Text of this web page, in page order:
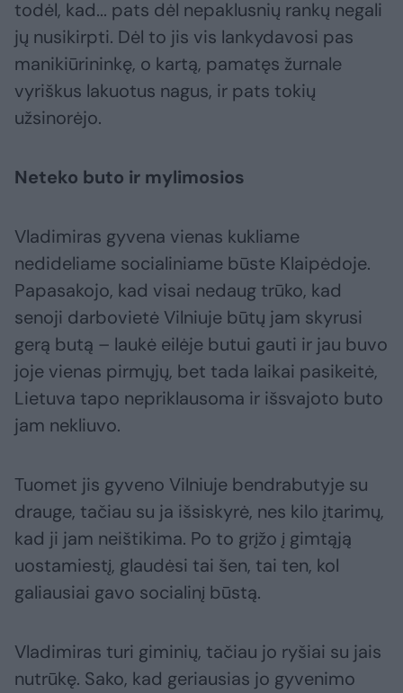
todėl, kad... pats dėl nepaklusnių rankų negali
jų nusikirpti. Dėl to jis vis lankydavosi pas
manikiūrininkę, o kartą, pamatęs žurnale
vyriškus lakuotus nagus, ir pats tokių
užsinorėjo.
Neteko buto ir mylimosios
Vladimiras gyvena vienas kukliame
nedideliame socialiniame būste Klaipėdoje.
Papasakojo, kad visai nedaug trūko, kad
senoji darbovietė Vilniuje būtų jam skyrusi
gerą butą – laukė eilėje butui gauti ir jau buvo
joje vienas pirmųjų, bet tada laikai pasikeitė,
Lietuva tapo nepriklausoma ir išsvajoto buto
jam nekliuvo.
Tuomet jis gyveno Vilniuje bendrabutyje su
drauge, tačiau su ja išsiskyrė, nes kilo įtarimų,
kad ji jam neištikima. Po to grįžo į gimtąją
uostamiestį, glaudėsi tai šen, tai ten, kol
galiausiai gavo socialinį būstą.
Vladimiras turi giminių, tačiau jo ryšiai su jais
nutrūkę. Sako, kad geriausias jo gyvenimo